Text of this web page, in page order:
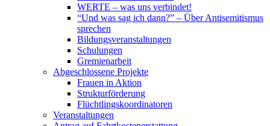
WERTE – was uns verbindet!
“Und was sag ich dann?” – Über Antisemitismus
sprechen
Bildungsveranstaltungen
Schulungen
Gremienarbeit
Abgeschlossene Projekte
Frauen in Aktion
Strukturförderung
Flüchtlingskoordinatoren
Veranstaltungen